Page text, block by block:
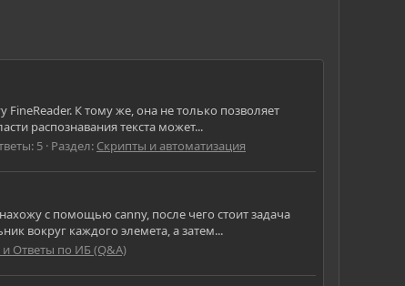
К тому же, она не только позволяет
распознавания текста может...
5 Раздел: Скрипты и автоматизация
с помощью canny, после чего стоит задача
вокруг каждого элемета, а затем...
Ответы по ИБ (Q&A)